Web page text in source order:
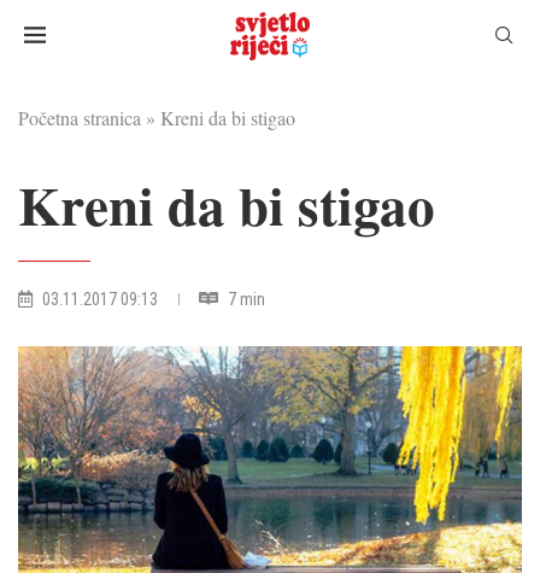
Početna stranica » Kreni da bi stigao
Kreni da bi stigao
03.11.2017 09:13 7 min